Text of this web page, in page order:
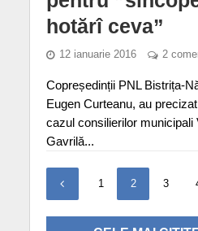
hotărî ceva”
12 ianuarie 2016 2
Copreședinții PNL Bistrița-
Eugen Curteanu, au
cazul consilierilor municipali
Gavrilă...
1 2 3